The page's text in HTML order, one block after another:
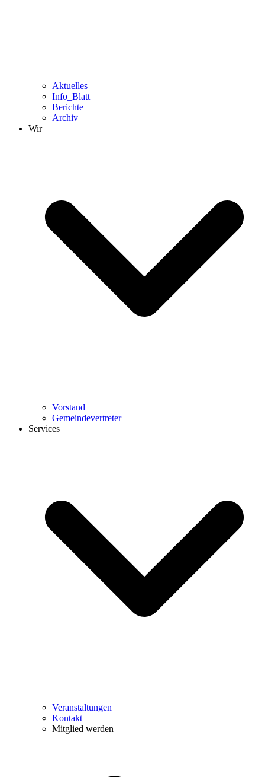
Aktuelles
Info_Blatt
Berichte
Archiv
Wir
Vorstand
Gemeindevertreter
Services
Veranstaltungen
Kontakt
Mitglied werden